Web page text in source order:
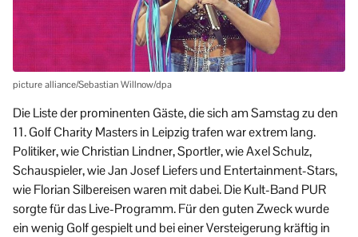
picture alliance/Sebastian Willnow/dpa
Die Liste der prominenten Gäste, die sich am Samstag zu den
11. Golf Charity Masters in Leipzig trafen war extrem lang.
Politiker, wie Christian Lindner, Sportler, wie Axel Schulz,
Schauspieler, wie Jan Josef Liefers und Entertainment-Stars,
wie Florian Silbereisen waren mit dabei. Die Kult-Band PUR
sorgte für das Live-Programm. Für den guten Zweck wurde
ein wenig Golf gespielt und bei einer Versteigerung kräftig in